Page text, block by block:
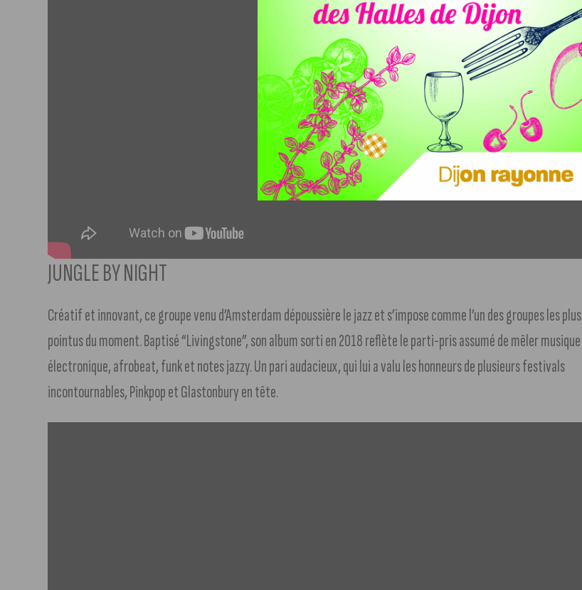
JUNGLE BY NIGHT
Créatif et innovant, ce groupe venu d’Amsterdam dépoussière le jazz et s’impose comme l’un des groupes les plus
pointus du moment. Baptisé “Livingstone”, son album sorti en 2018 reflète le parti-pris assumé de mêler musique
électronique, afrobeat, funk et notes jazzy. Un pari audacieux, qui lui a valu les honneurs de plusieurs festivals
incontournables, Pinkpop et Glastonbury en tête.